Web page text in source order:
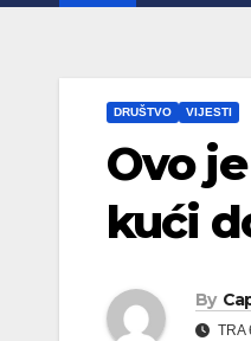
DRUŠTVO VIJESTI
Ovo
kući
By
TRA